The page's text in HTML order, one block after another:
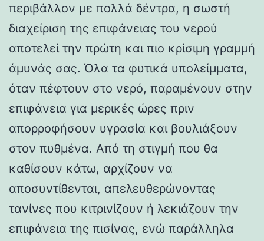
περιβάλλον με πολλά δέντρα, η σωστή
διαχείριση της επιφάνειας του νερού
αποτελεί την πρώτη και πιο κρίσιμη γραμμή
άμυνάς σας. Όλα τα φυτικά υπολείμματα,
όταν πέφτουν στο νερό, παραμένουν στην
επιφάνεια για μερικές ώρες πριν
απορροφήσουν υγρασία και βουλιάξουν
στον πυθμένα. Από τη στιγμή που θα
καθίσουν κάτω, αρχίζουν να
αποσυντίθενται, απελευθερώνοντας
τανίνες που κιτρινίζουν ή λεκιάζουν την
επιφάνεια της πισίνας, ενώ παράλληλα